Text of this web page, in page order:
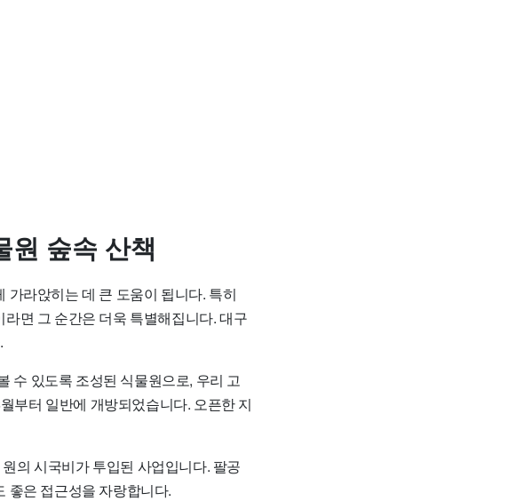
원 숲속 산책
가라앉히는 데 큰 도움이 됩니다. 특히
면 그 순간은 더욱 특별해집니다. 대구
수 있도록 조성된 식물원으로, 우리 고
부터 일반에 개방되었습니다. 오픈한 지
의 시국비가 투입된 사업입니다. 팔공
좋은 접근성을 자랑합니다.